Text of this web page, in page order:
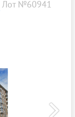
Лот №60941